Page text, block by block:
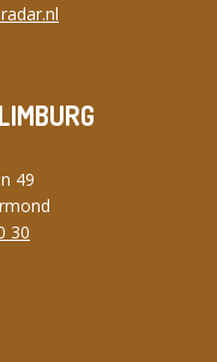
49
30